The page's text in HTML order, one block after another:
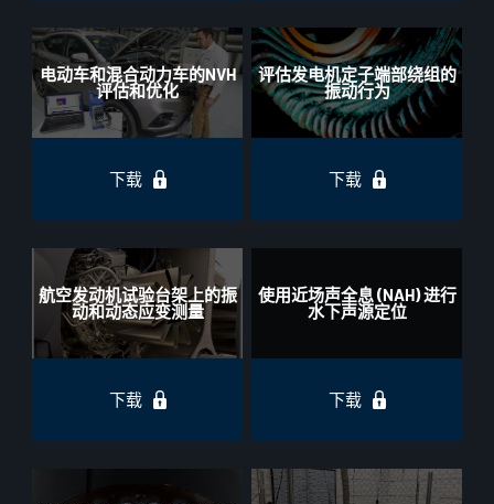
电动车和混合动力车的NVH
评估和优化
下载
评估发电机定子端部绕组的
振动行为
下载
航空发动机试验台架上的振
动和动态应变测量
下载
使用近场声全息 (NAH) 进行
水下声源定位
下载